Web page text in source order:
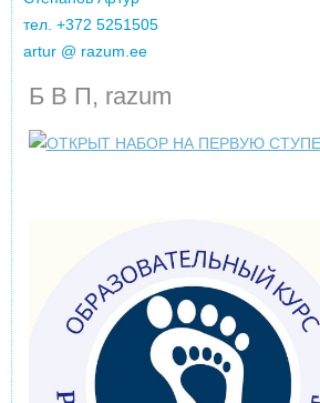
тел. +372 5251505
artur @ razum.ee
Б В П, razum